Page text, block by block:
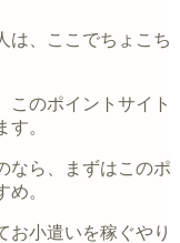
は、ここでちょこち
このポイントサイト
。
なら、まずはこのポ
。
お小遣いを稼ぐやり